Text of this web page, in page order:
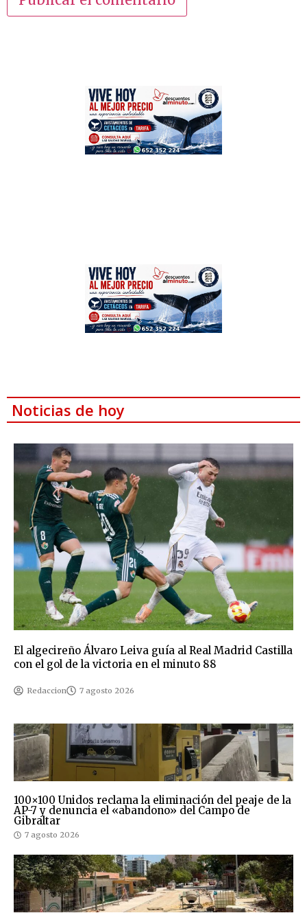
Noticias de hoy
El algecireño Álvaro Leiva guía al Real Madrid Castilla
con el gol de la victoria en el minuto 88
Redaccion 7 agosto 2026
100×100 Unidos reclama la eliminación del peaje de la
AP-7 y denuncia el «abandono» del Campo de
Gibraltar
7 agosto 2026